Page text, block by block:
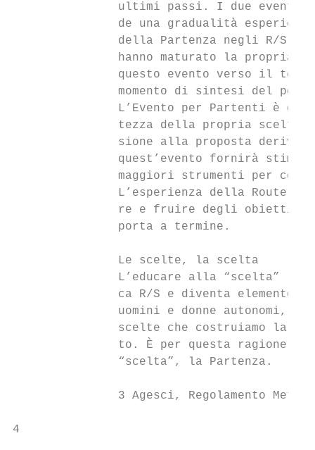
ultimi passi. I due eventi
de una gradualità
della Partenza negli R/S.
hanno maturato la propria
questo evento verso il
momento di sintesi del
L’Evento per Partenti è
tezza della propria scelta
sione alla proposta
quest’evento fornirà
maggiori strumenti per
L’esperienza della Route
re e fruire degli
               porta a termine.
               Le scelte, la scelta
L’educare alla “scelta”
ca R/S e diventa elemento
uomini e donne autonomi,
scelte che costruiamo la
to. È per questa ragione
               “scelta”, la Partenza.
3 Agesci, Regolamento
4